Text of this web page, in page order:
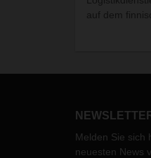
auf dem
Melden Sie sich
neuesten News